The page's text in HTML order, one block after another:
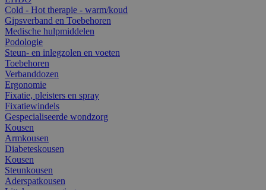
Cold - Hot therapie - warm/koud
Gipsverband en Toebehoren
Medische hulpmiddelen
Podologie
Steun- en inlegzolen en voeten
Toebehoren
Verbanddozen
Ergonomie
Fixatie, pleisters en spray
Fixatiewindels
Gespecialiseerde wondzorg
Kousen
Armkousen
Diabeteskousen
Kousen
Steunkousen
Aderspatkousen